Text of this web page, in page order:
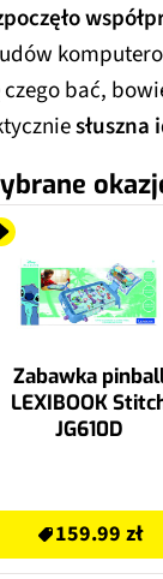
czego bać,
słuszna
Zabawka
LEXIBOOK
JG610D
159.99 zł